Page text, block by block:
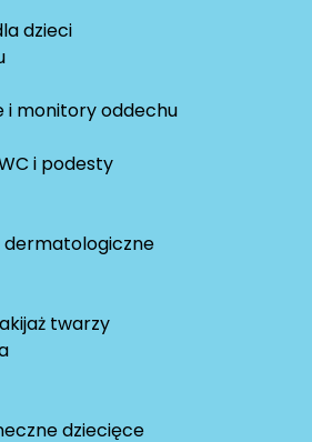
dzieci
i monitory oddechu
i podesty
dermatologiczne
twarzy
dziecięce